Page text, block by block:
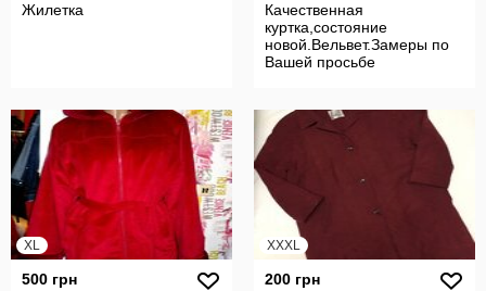
Жилетка
Качественная
куртка,состояние
новой.Вельвет.Замеры по
Вашей просьбе
XL
500 грн
XXXL
200 грн